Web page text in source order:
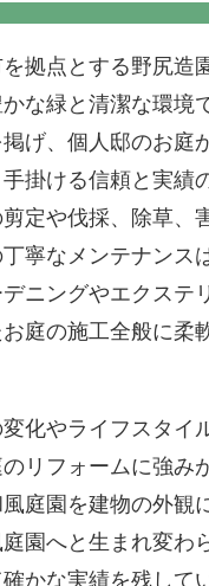
拠点とする野尻造
な緑と清潔な環境
げ、個人邸のお庭
掛ける信頼と実績
定や伐採、除草、
寧なメンテナンス
ニングやエクステ
庭の施工全般に柔
化やライフスタイ
リフォームに強み
風庭園を建物の外観
園へと生まれ変わ
かな実績を残して